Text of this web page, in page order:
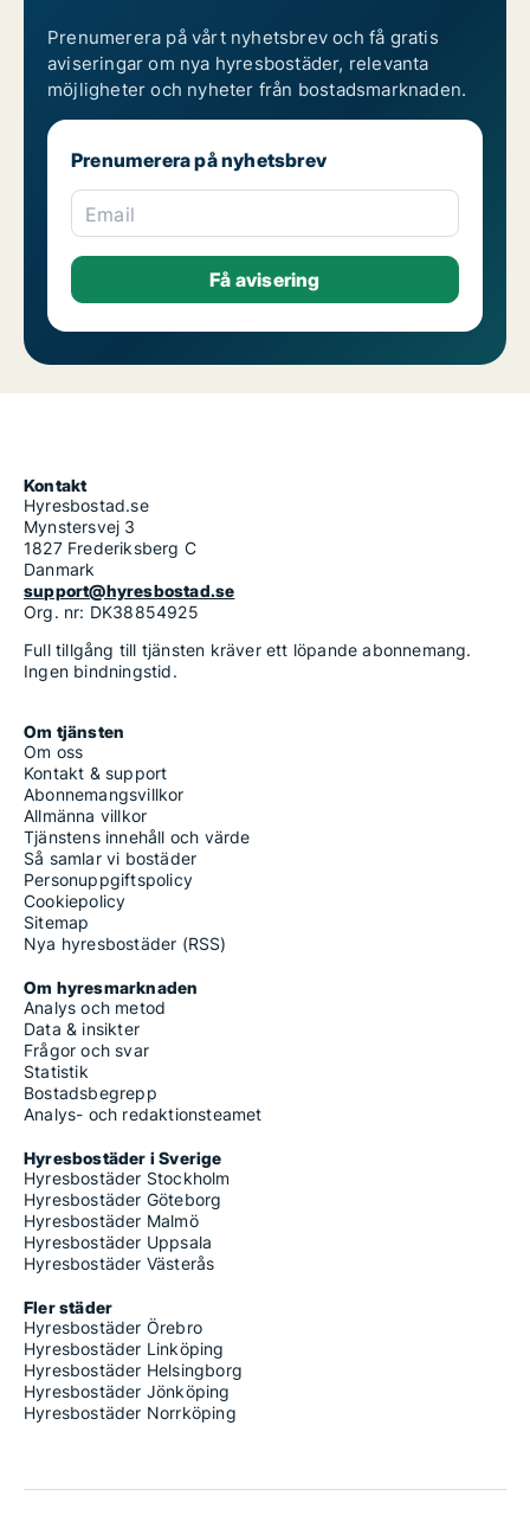
Prenumerera på vårt nyhetsbrev och få gratis
aviseringar om nya hyresbostäder, relevanta
möjligheter och nyheter från bostadsmarknaden.
Prenumerera på nyhetsbrev
Email
Kontakt
Hyresbostad.se
Mynstersvej 3
1827 Frederiksberg C
Danmark
support@hyresbostad.se
Org. nr: DK38854925
Full tillgång till tjänsten kräver ett löpande abonnemang.
Ingen bindningstid.
Om tjänsten
Om oss
Kontakt & support
Abonnemangsvillkor
Allmänna villkor
Tjänstens innehåll och värde
Så samlar vi bostäder
Personuppgiftspolicy
Cookiepolicy
Sitemap
Nya hyresbostäder (RSS)
Om hyresmarknaden
Analys och metod
Data & insikter
Frågor och svar
Statistik
Bostadsbegrepp
Analys- och redaktionsteamet
Hyresbostäder i Sverige
Hyresbostäder Stockholm
Hyresbostäder Göteborg
Hyresbostäder Malmö
Hyresbostäder Uppsala
Hyresbostäder Västerås
Fler städer
Hyresbostäder Örebro
Hyresbostäder Linköping
Hyresbostäder Helsingborg
Hyresbostäder Jönköping
Hyresbostäder Norrköping